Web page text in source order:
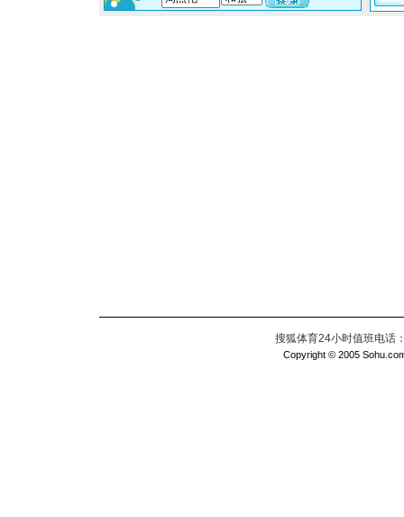
搜狐体育24小时值班电话
Copyright © 2005